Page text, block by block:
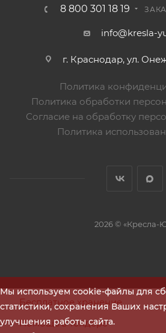
8 800 301 18 19
info@kresla-
г. Краснодар, ул.
Политика
Политика обработки
Согласие на обработку
Политика
2026 © «Кресла-
Бесплатное хранение
Помощь в тендере
Мы используем cookie-файлы для
статистики, сохранения Ваших
улучшения работы сайта.